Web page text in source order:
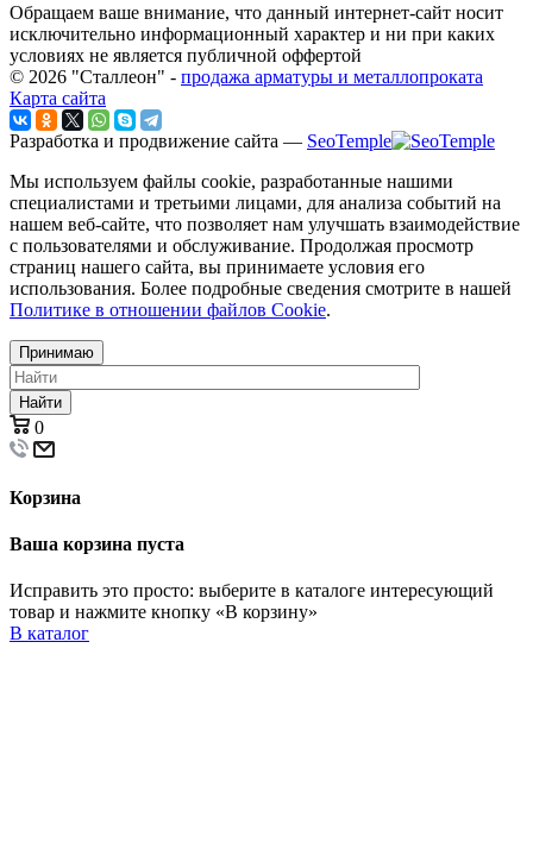
Обращаем ваше внимание, что данный интернет-сайт носит
исключительно информационный характер и ни при каких
условиях не является публичной оффертой
© 2026 "Сталлеон" - продажа арматуры и металлопроката
Карта сайта
Разработка и продвижение сайта — SeoTemple
Мы используем файлы cookie, разработанные нашими
специалистами и третьими лицами, для анализа событий на
нашем веб-сайте, что позволяет нам улучшать взаимодействие
с пользователями и обслуживание. Продолжая просмотр
страниц нашего сайта, вы принимаете условия его
использования. Более подробные сведения смотрите в нашей
Политике в отношении файлов Cookie.
Принимаю
Найти
0
Корзина
Ваша корзина пуста
Исправить это просто: выберите в каталоге интересующий
товар и нажмите кнопку «В корзину»
В каталог